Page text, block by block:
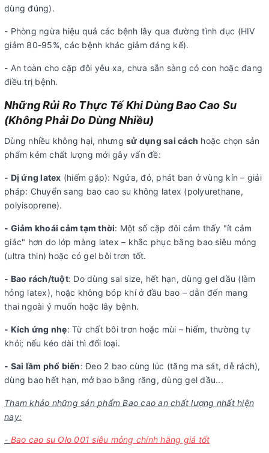
dùng đúng).
- Phòng ngừa hiệu quả các bệnh lây qua đường tình dục (HIV
giảm 80-95%, các bệnh khác giảm đáng kể).
- An toàn cho cặp đôi yêu xa, chưa sẵn sàng có con hoặc đang
điều trị bệnh.
Những Rủi Ro Thực Tế Khi Dùng Bao Cao Su
(Không Phải Do Dùng Nhiều)
Dùng nhiều không hại, nhưng sử dụng sai cách hoặc chọn sản
phẩm kém chất lượng mới gây vấn đề:
- Dị ứng latex (hiếm gặp): Ngứa, đỏ, phát ban ở vùng kín – giải
pháp: Chuyển sang bao cao su không latex (polyurethane,
polyisoprene).
- Giảm khoái cảm tạm thời: Một số cặp đôi cảm thấy "ít cảm
giác" hơn do lớp màng latex – khắc phục bằng bao siêu mỏng
(ultra thin) hoặc có gel bôi trơn tốt.
- Bao rách/tuột: Do dùng sai size, hết hạn, dùng gel dầu (làm
hỏng latex), hoặc không bóp khí ở đầu bao – dẫn đến mang
thai ngoài ý muốn hoặc lây bệnh.
- Kích ứng nhẹ: Từ chất bôi trơn hoặc mùi – hiếm, thường tự
khỏi; nếu kéo dài thì đổi loại.
- Sai lầm phổ biến: Đeo 2 bao cùng lúc (tăng ma sát, dễ rách),
dùng bao hết hạn, mở bao bằng răng, dùng gel dầu...
Tham khảo những sản phẩm Bao cao an chất lượng nhất hiện
nay:
- Bao cao su Olo 001 siêu mỏng chính hãng giá tốt